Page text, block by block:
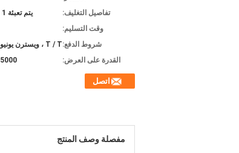
تفاصيل التغليف:
يتم تعبئة 1 لفة في الكرتون 1
وقت التسليم:
شروط الدفع:T / T ، ويسترن يونيون ، L / C ، آخرون
القدرة على العرض:
5000 لفات في الأسبوع
اتصل
مفصلة وصف المنتج